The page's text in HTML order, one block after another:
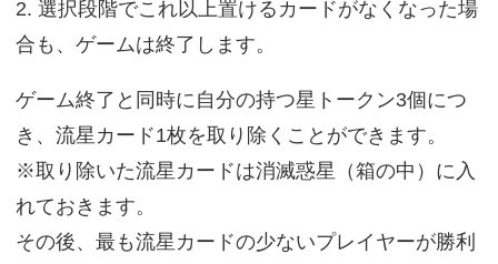
2. 選択段階でこれ以上置けるカードがなくなった場
合も、ゲームは終了します。
ゲーム終了と同時に自分の持つ星トークン3個につ
き、流星カード1枚を取り除くことができます。
※取り除いた流星カードは消滅惑星（箱の中）に入
れておきます。
その後、最も流星カードの少ないプレイヤーが勝利